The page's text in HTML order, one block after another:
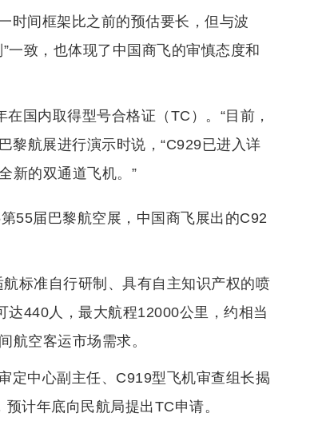
时间框架比之前的预估要长，但与波
一致，也体现了中国商飞的审慎态度和
国内取得型号合格证（TC）。“目前，
黎航展进行演示时说，“C929已进入详
新的双通道飞机。”
55届巴黎航空展，中国商飞展出的C92
标准自行研制、具有自主知识产权的喷
440人，最大航程12000公里，约相当
航空客运市场需求。
定中心副主任、C919型飞机审查组长揭
计年底向民航局提出TC申请。